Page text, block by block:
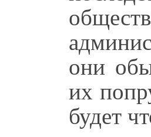
они
их
будет